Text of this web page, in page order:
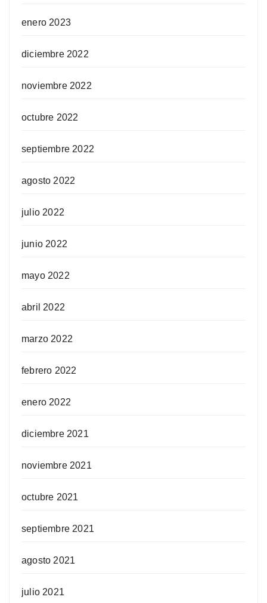
enero 2023
diciembre 2022
noviembre 2022
octubre 2022
septiembre 2022
agosto 2022
julio 2022
junio 2022
mayo 2022
abril 2022
marzo 2022
febrero 2022
enero 2022
diciembre 2021
noviembre 2021
octubre 2021
septiembre 2021
agosto 2021
julio 2021